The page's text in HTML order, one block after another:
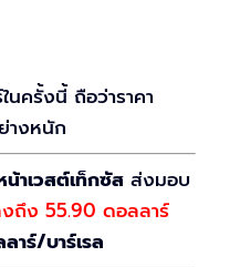
ครั้งนี้ ถือว่าราคา
างหนัก
เวสต์เท็กซัส ส่งมอบ
ถึง 55.90 ดอลลาร์
าร์/บาร์เรล